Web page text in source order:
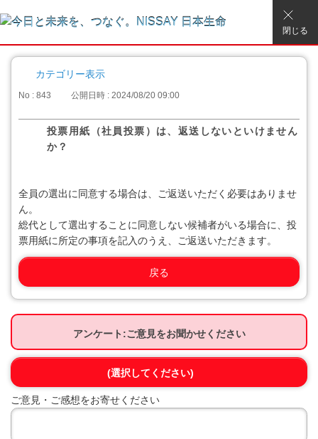
閉じる
カテゴリー表示
No : 843 公開日時 : 2024/08/20 09:00
投票用紙（社員投票）は、返送しないといけません
か？
全員の選出に同意する場合は、ご返送いただく必要はありませ
ん。
総代として選出することに同意しない候補者がいる場合に、投
票用紙に所定の事項を記入のうえ、ご返送いただきます。
戻る
アンケート:ご意見をお聞かせください
(選択してください)
ご意見・ご感想をお寄せください